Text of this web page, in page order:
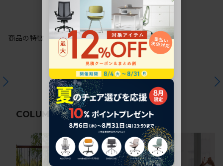
商品の特徴
COLUMN関連コラム